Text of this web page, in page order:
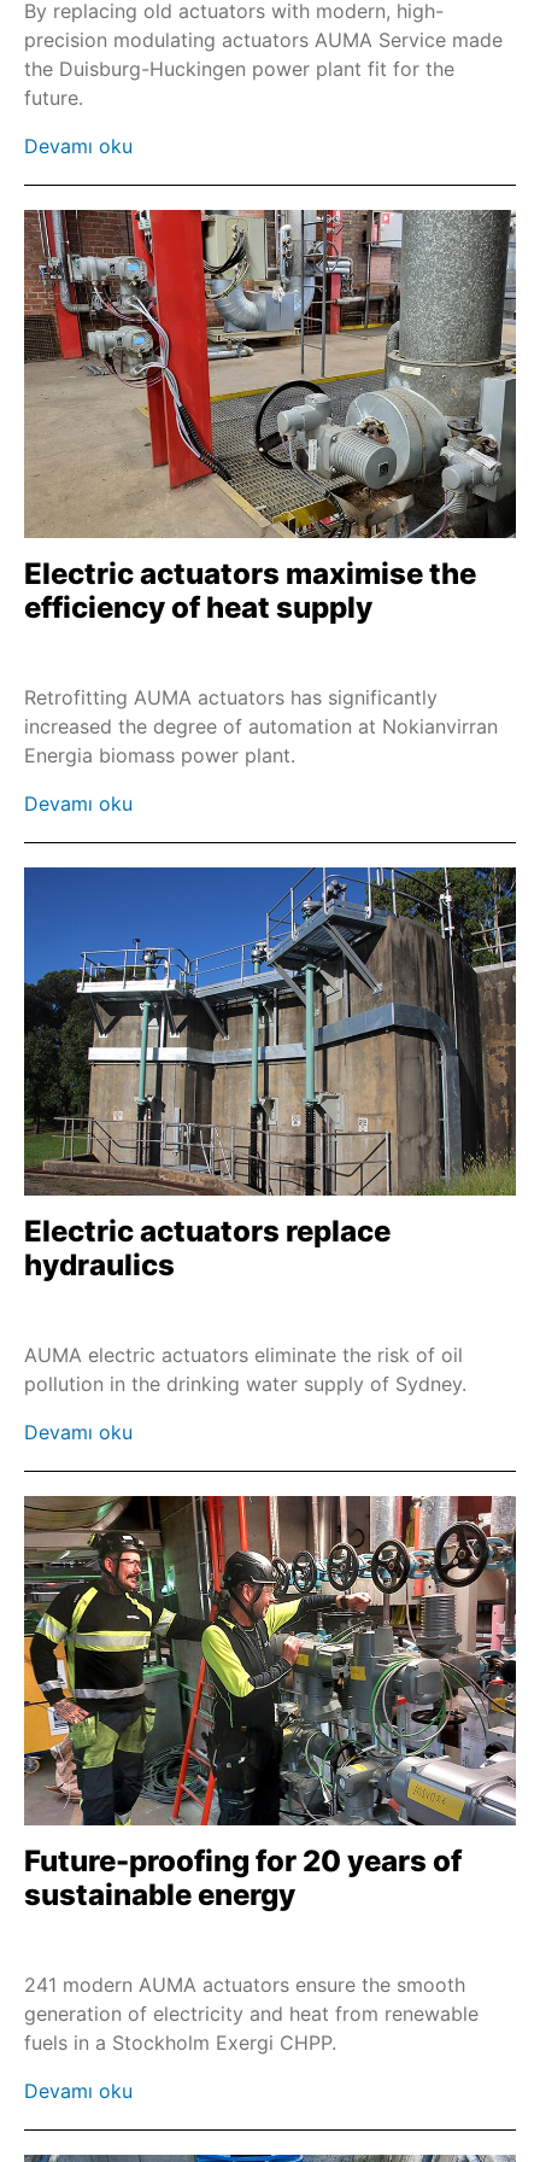
GHE kısmi turlu redüktör
GS kısmi turlu redüktör
AC
AC-SIL/ACExC-SIL
ACExC
AM
AMExC
Koruyucu kapaklar ve kapatma kitleri
Güneş kanopisi
Tutucu çerçeve
SA
SAREx
SARV
SDL/SDG
SARVEx
SQR
SQRV
SQRVEx
SEVEN
Endüstriyel Ethernet
Ayak ve kollu kısmi turlu redüktörler ile
kombinasyonlar
Sa ve GST
Profinet
EtherNet/IP
Çift yalıtımlı çerçeve
Duvar askıları & Kablo setleri
Koridor sütunları
Vidalayıcı acil durum işletimi
El çarkı mili uzatması
Uzaktan değiştirme için zincirli çark
Redüktör için zincirli çark
SEVEN - 2SQ7
M7636./M7637.
M76348
Uzaktan kumanda RSTX 100
LE
PROFOX-L
SBA 06 - SBA 200
ES 05 / ES 06
NR 2.1 / NR 2.2 / NR 2.3
By replacing old actuators with modern, high-
precision modulating actuators AUMA Service made
the Duisburg-Huckingen power plant fit for the
future.
Devamı oku
Electric actuators maximise the
efficiency of heat supply
Retrofitting AUMA actuators has significantly
increased the degree of automation at Nokianvirran
Energia biomass power plant.
Devamı oku
Electric actuators replace
hydraulics
AUMA electric actuators eliminate the risk of oil
pollution in the drinking water supply of Sydney.
Devamı oku
Future-proofing for 20 years of
sustainable energy
241 modern AUMA actuators ensure the smooth
generation of electricity and heat from renewable
fuels in a Stockholm Exergi CHPP.
Devamı oku